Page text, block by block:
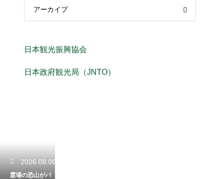
アーカイブ
日本観光振興協会
日本政府観光局（JNTO）
2026.08.06
霊場の恐山がパ